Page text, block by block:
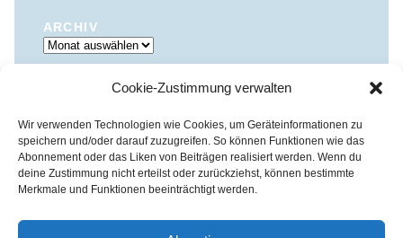
Cookie-Zustimmung verwalten
Wir verwenden Technologien wie Cookies, um Geräteinformationen zu
speichern und/oder darauf zuzugreifen. So können Funktionen wie das
Abonnement oder das Liken von Beiträgen realisiert werden. Wenn du
deine Zustimmung nicht erteilst oder zurückziehst, können bestimmte
Merkmale und Funktionen beeinträchtigt werden.
ARCHIV
Archiv
IMPRESSUM & DATENSCHUTZ
Datenschutz
Kirchenkreis Essen | Referat für Presse- und Öffentlichkeitsarbeit /